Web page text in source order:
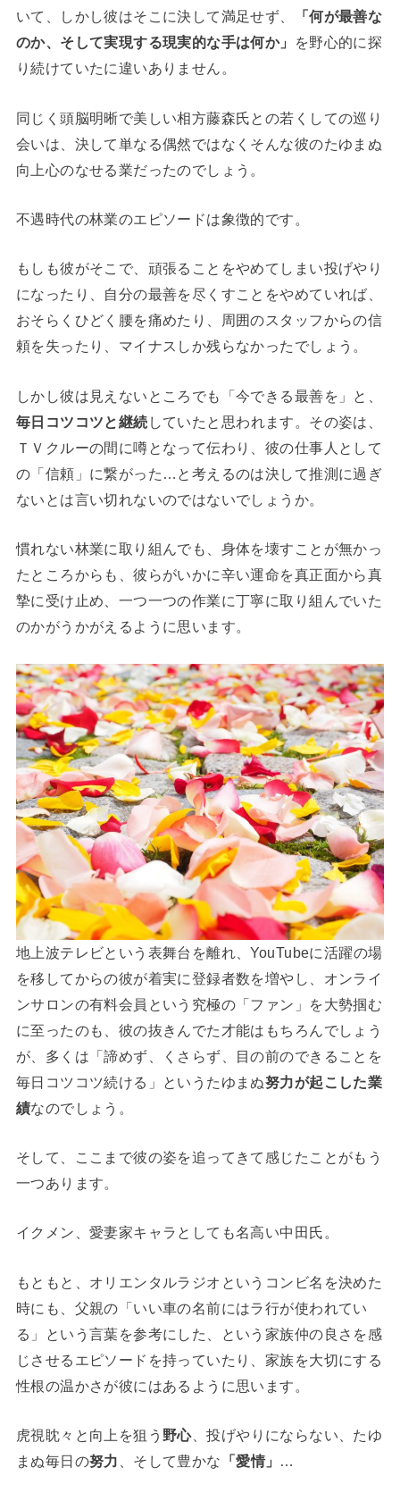
いて、しかし彼はそこに決して満足せず、
「何が最善な
のか、そして実現する現実的な手は何か」
を野心的に探
り続けていたに違いありません。
同じく頭脳明晰で美しい相方藤森氏との若くしての巡り
会いは、決して単なる偶然ではなくそんな彼のたゆまぬ
向上心のなせる業だったのでしょう。
不遇時代の林業のエピソードは象徴的です。
もしも彼がそこで、頑張ることをやめてしまい投げやり
になったり、自分の最善を尽くすことをやめていれば、
おそらくひどく腰を痛めたり、周囲のスタッフからの信
頼を失ったり、マイナスしか残らなかったでしょう。
しかし彼は見えないところでも「今できる最善を」と、
毎日コツコツと継続 していたと思われます。その姿は、
ＴＶクルーの間に噂となって伝わり、彼の仕事人として
の「信頼」に繋がった…と考えるのは決して推測に過ぎ
ないとは言い切れないのではないでしょうか。
慣れない林業に取り組んでも、身体を壊すことが無かっ
たところからも、彼らがいかに辛い運命を真正面から真
摯に受け止め、一つ一つの作業に丁寧に取り組んでいた
のかがうかがえるように思います。
地上波テレビという表舞台を離れ、YouTubeに活躍の場
を移してからの彼が着実に登録者数を増やし、オンライ
ンサロンの有料会員という究極の「ファン」を大勢掴む
に至ったのも、彼の抜きんでた才能はもちろんでしょう
が、多くは「諦めず、くさらず、目の前のできることを
毎日コツコツ続ける」というたゆまぬ努力が起こした業
績なのでしょう。
そして、ここまで彼の姿を追ってきて感じたことがもう
一つあります。
イクメン、愛妻家キャラとしても名高い中田氏。
もともと、オリエンタルラジオというコンビ名を決めた
時にも、父親の「いい車の名前にはラ行が使われてい
る」という言葉を参考にした、という家族仲の良さを感
じさせるエピソードを持っていたり、家族を大切にする
性根の温かさが彼にはあるように思います。
虎視眈々と向上を狙う 野心、投げやりにならない、たゆ
まぬ毎日の努力 、そして豊かな 「愛情」 …